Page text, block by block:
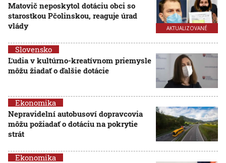
AKTUALIZOVANÉ
Matovič neposkytol dotáciu obci so
starostkou Pčolinskou, reaguje úrad
vlády
Slovensko
Ľudia v kultúrno-kreatívnom priemysle
môžu žiadať o ďalšie dotácie
Ekonomika
Nepravidelní autobusoví dopravcovia
môžu požiadať o dotáciu na pokrytie
strát
Ekonomika